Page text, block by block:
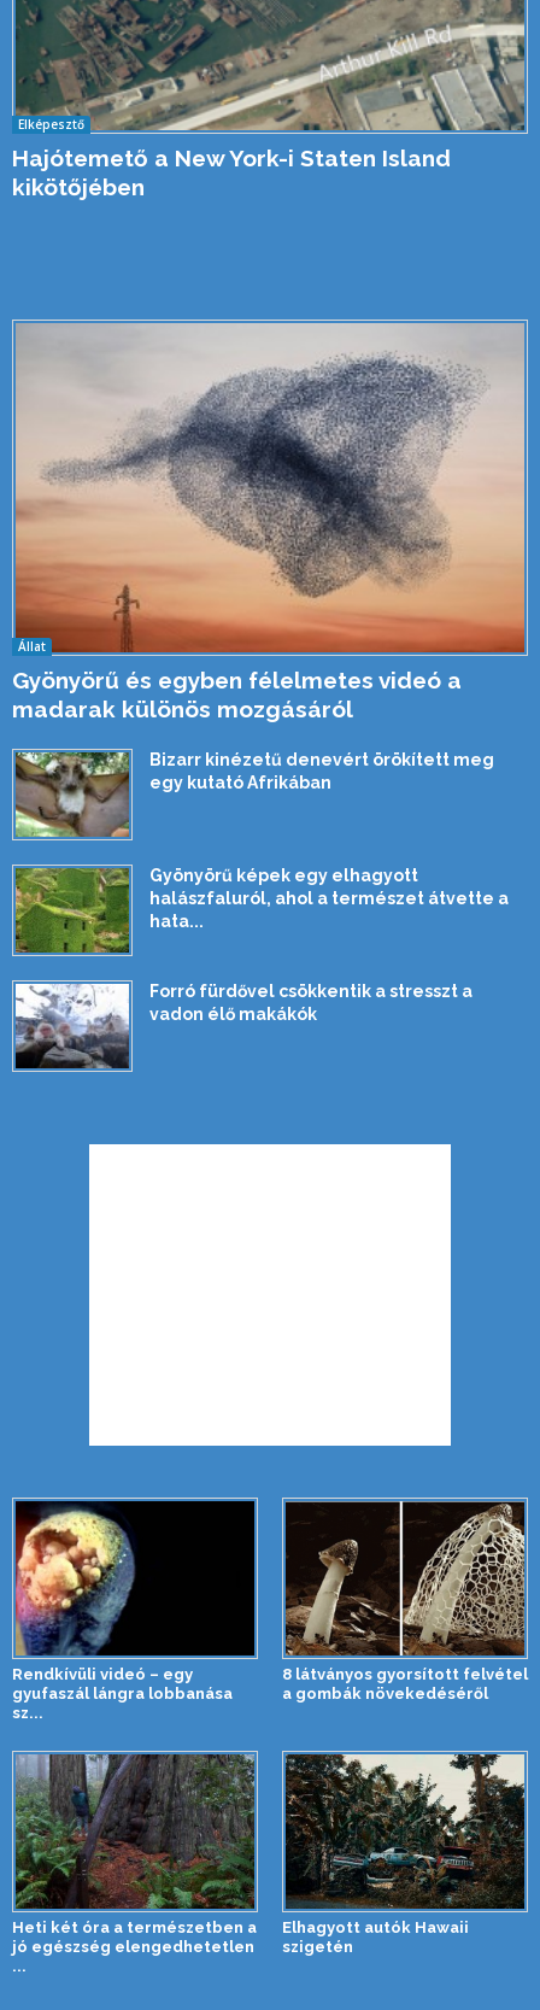
Elképesztő
Hajótemető a New York-i Staten Island
kikötőjében
Állat
Gyönyörű és egyben félelmetes videó a
madarak különös mozgásáról
Bizarr kinézetű denevért örökített meg
egy kutató Afrikában
Gyönyörű képek egy elhagyott
halászfaluról, ahol a természet átvette a
hata...
Forró fürdővel csökkentik a stresszt a
vadon élő makákók
Rendkívüli videó – egy
gyufaszál lángra lobbanása
sz...
8 látványos gyorsított felvétel
a gombák növekedéséről
Heti két óra a természetben a
jó egészség elengedhetetlen
...
Elhagyott autók Hawaii
szigetén